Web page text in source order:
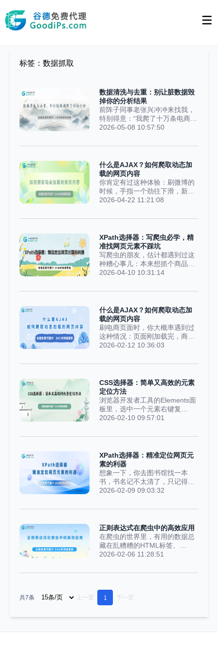
标签：数据抓取
数据清洗与去重：别让脏数据毁
掉你的分析结果
前阵子同事老张兴冲冲来找我，
特别得意：“我爬了十万条电商商
品数据，这下可以好好做价格行
闷跑过来吐槽：“我算出来商品平
家了，肯定是数据出问题了。”我
帮他把原始数据拉出来一看，瞬
间就懂了：十万条数据里，三万
条是完全重复的，还有两万条关
键字段空空如也。更离谱的是不
葩结果一点都不奇怪。这就是做
爬虫和数据分析最常见的坑：数
据倒是爬下来了，但压根没做清
洗处理。今...
2026-05-08 10:57:50
什么是AJAX？如何爬取动态加
载的网页内容
你肯定有过这种体验：刷微博的
时候，手指一个劲往下滑，新的
帖子就自动冒出来了，整个过程
变，但就是能看到更多内容。再
选价格、挑销量排序，页面内容
明明变了，但浏览器也没转圈重
新加载，一秒就切换好了。其实
这背后，都有一个“幕后大佬”在
帮忙——它就是AJAX。很多人一
内容AJAX的全称是
Asynchronous JavaScript and
XML，翻译过来是“异步的
JavaScript和XML”。名字看着唬
人，但用大白...
2026-04-22 11:21:08
XPath选择器：写爬虫必学，精
准找网页元素不踩坑
写爬虫的朋友，估计都遇到过这
种糟心事儿：本来想抓个商品价
格，结果爬回来一堆乱七八糟的
的代码，没跑两天，网站一改
一场。其实不用愁，这种时候，
XPath就能救场——它就是专门
用来精准定位网页元素的“神
器”。先给大家讲个我自己的真实
经历上个月，我想爬一个电商网
了，当时还挺开心。结果呢？才
过了三天，网站前端改了个版，
我再运行代码，直接报错，啥数
据都抓不到了。后来一查才知...
2026-04-10 10:31:14
什么是AJAX？如何爬取动态加
载的网页内容
刷电商页面时，你大概率遇到过
这种情况：页面刚加载完，商品
列表处只有一个不停转动的加载
卡片才突然“冒”出来。全程没点
不用重载页面就能局部更新的“黑
科技”，背后其实就是AJAX在发
力——它不是什么高深莫测的新
技术，却成了很多爬虫新手的“拦
路虎”。AJAX到底是什么？说白
头疼，其实不用死记概念，它本
质就是一套“组合技术拳”，核心
就一个关键点：异步。咱们用生
活化的场景类比一下就懂了：...
2026-02-12 10:36:03
CSS选择器：简单又高效的元素
定位方法
浏览器开发者工具的Elements面
板里，选中一个元素右键复
制“Copy selector”，得到的就是
比正则表达式好懂，不管是前端
上。搞懂它的用法，既能精准找
到页面元素，又能提高效率。核
心语法：简单到一看就会CSS选
择器的规则其实就那么几个，特
别好记：点号‘.’对应class，比
username的元素；空格表示“后
代元素”，比如’.nav li’就是找.nav
下面所有的li；大于号’>’表示“直
接子元素”，比如’.nav > li’...
2026-02-10 09:57:01
XPath选择器：精准定位网页元
素的利器
想象一下，你去图书馆找一本
书，书名记不太清了，只记得它
在三楼、靠窗的位置，是红色封
这种层层锁定、一步一步缩小范
辑——用一套路径表达式，在网
页的HTML文档里“导航”，就像用
GPS定位一样，能精准找到你想
要的任何一个网页元素。从CSS
单又好懂。但一旦遇到复杂的网
页结构，CSS就有点“力不从
2026-02-09 09:03:32
正则表达式在爬虫中的高效应用
在爬虫的世界里，有用的数据总
藏在乱糟糟的HTML标签、
JavaScript代码或者JSON字符串
的数据不是一件很容易的事情，
小手术刀，很容易就能把想要的
数据抠出来。因此，学会它的正
确用法，爬虫的效率能直接提升
一个档次。为什么爬虫离不了正
XPath确实用着顺手，但它们有
2026-02-06 11:28:51
共7条 上一页 1 下一页